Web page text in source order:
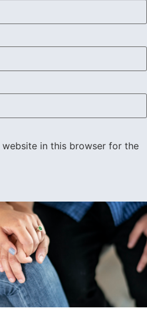
website in this browser for the